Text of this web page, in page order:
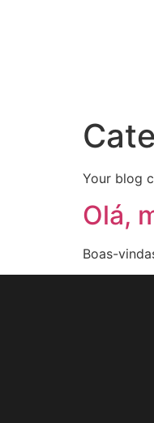
Your blog
Olá,
Boas-